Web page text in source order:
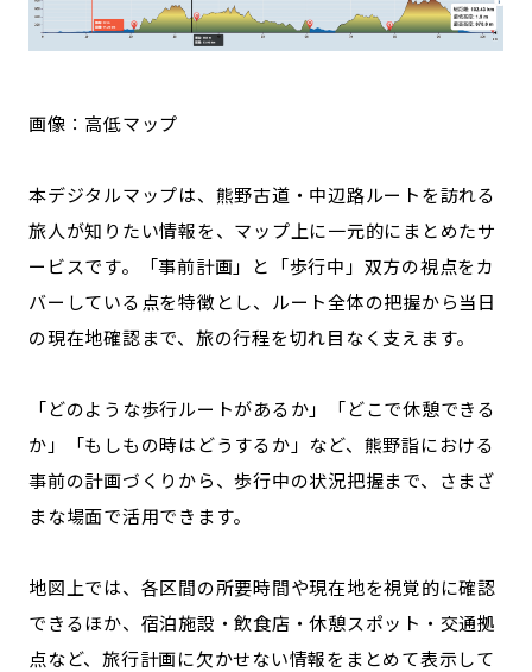
画像：高低マップ
本デジタルマップは、熊野古道・中辺路ルートを訪れる
旅人が知りたい情報を、マップ上に一元的にまとめたサ
ービスです。「事前計画」と「歩行中」双方の視点をカ
バーしている点を特徴とし、ルート全体の把握から当日
の現在地確認まで、旅の行程を切れ目なく支えます。
「どのような歩行ルートがあるか」「どこで休憩できる
か」「もしもの時はどうするか」など、熊野詣における
事前の計画づくりから、歩行中の状況把握まで、さまざ
まな場面で活用できます。
地図上では、各区間の所要時間や現在地を視覚的に確認
できるほか、宿泊施設・飲食店・休憩スポット・交通拠
点など、旅行計画に欠かせない情報をまとめて表示して